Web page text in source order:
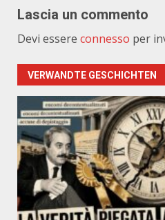
Lascia un commento
Devi essere connesso per
VERWANDTE GESCHICHTEN